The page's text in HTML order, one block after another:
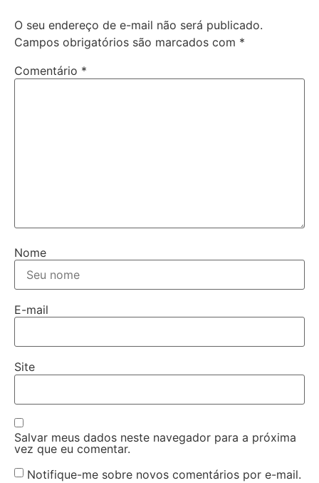
O seu endereço de e-mail não será publicado.
Campos obrigatórios são marcados com *
Comentário *
Nome
E-mail
Site
Salvar meus dados neste navegador para a próxima
vez que eu comentar.
Notifique-me sobre novos comentários por e-mail.